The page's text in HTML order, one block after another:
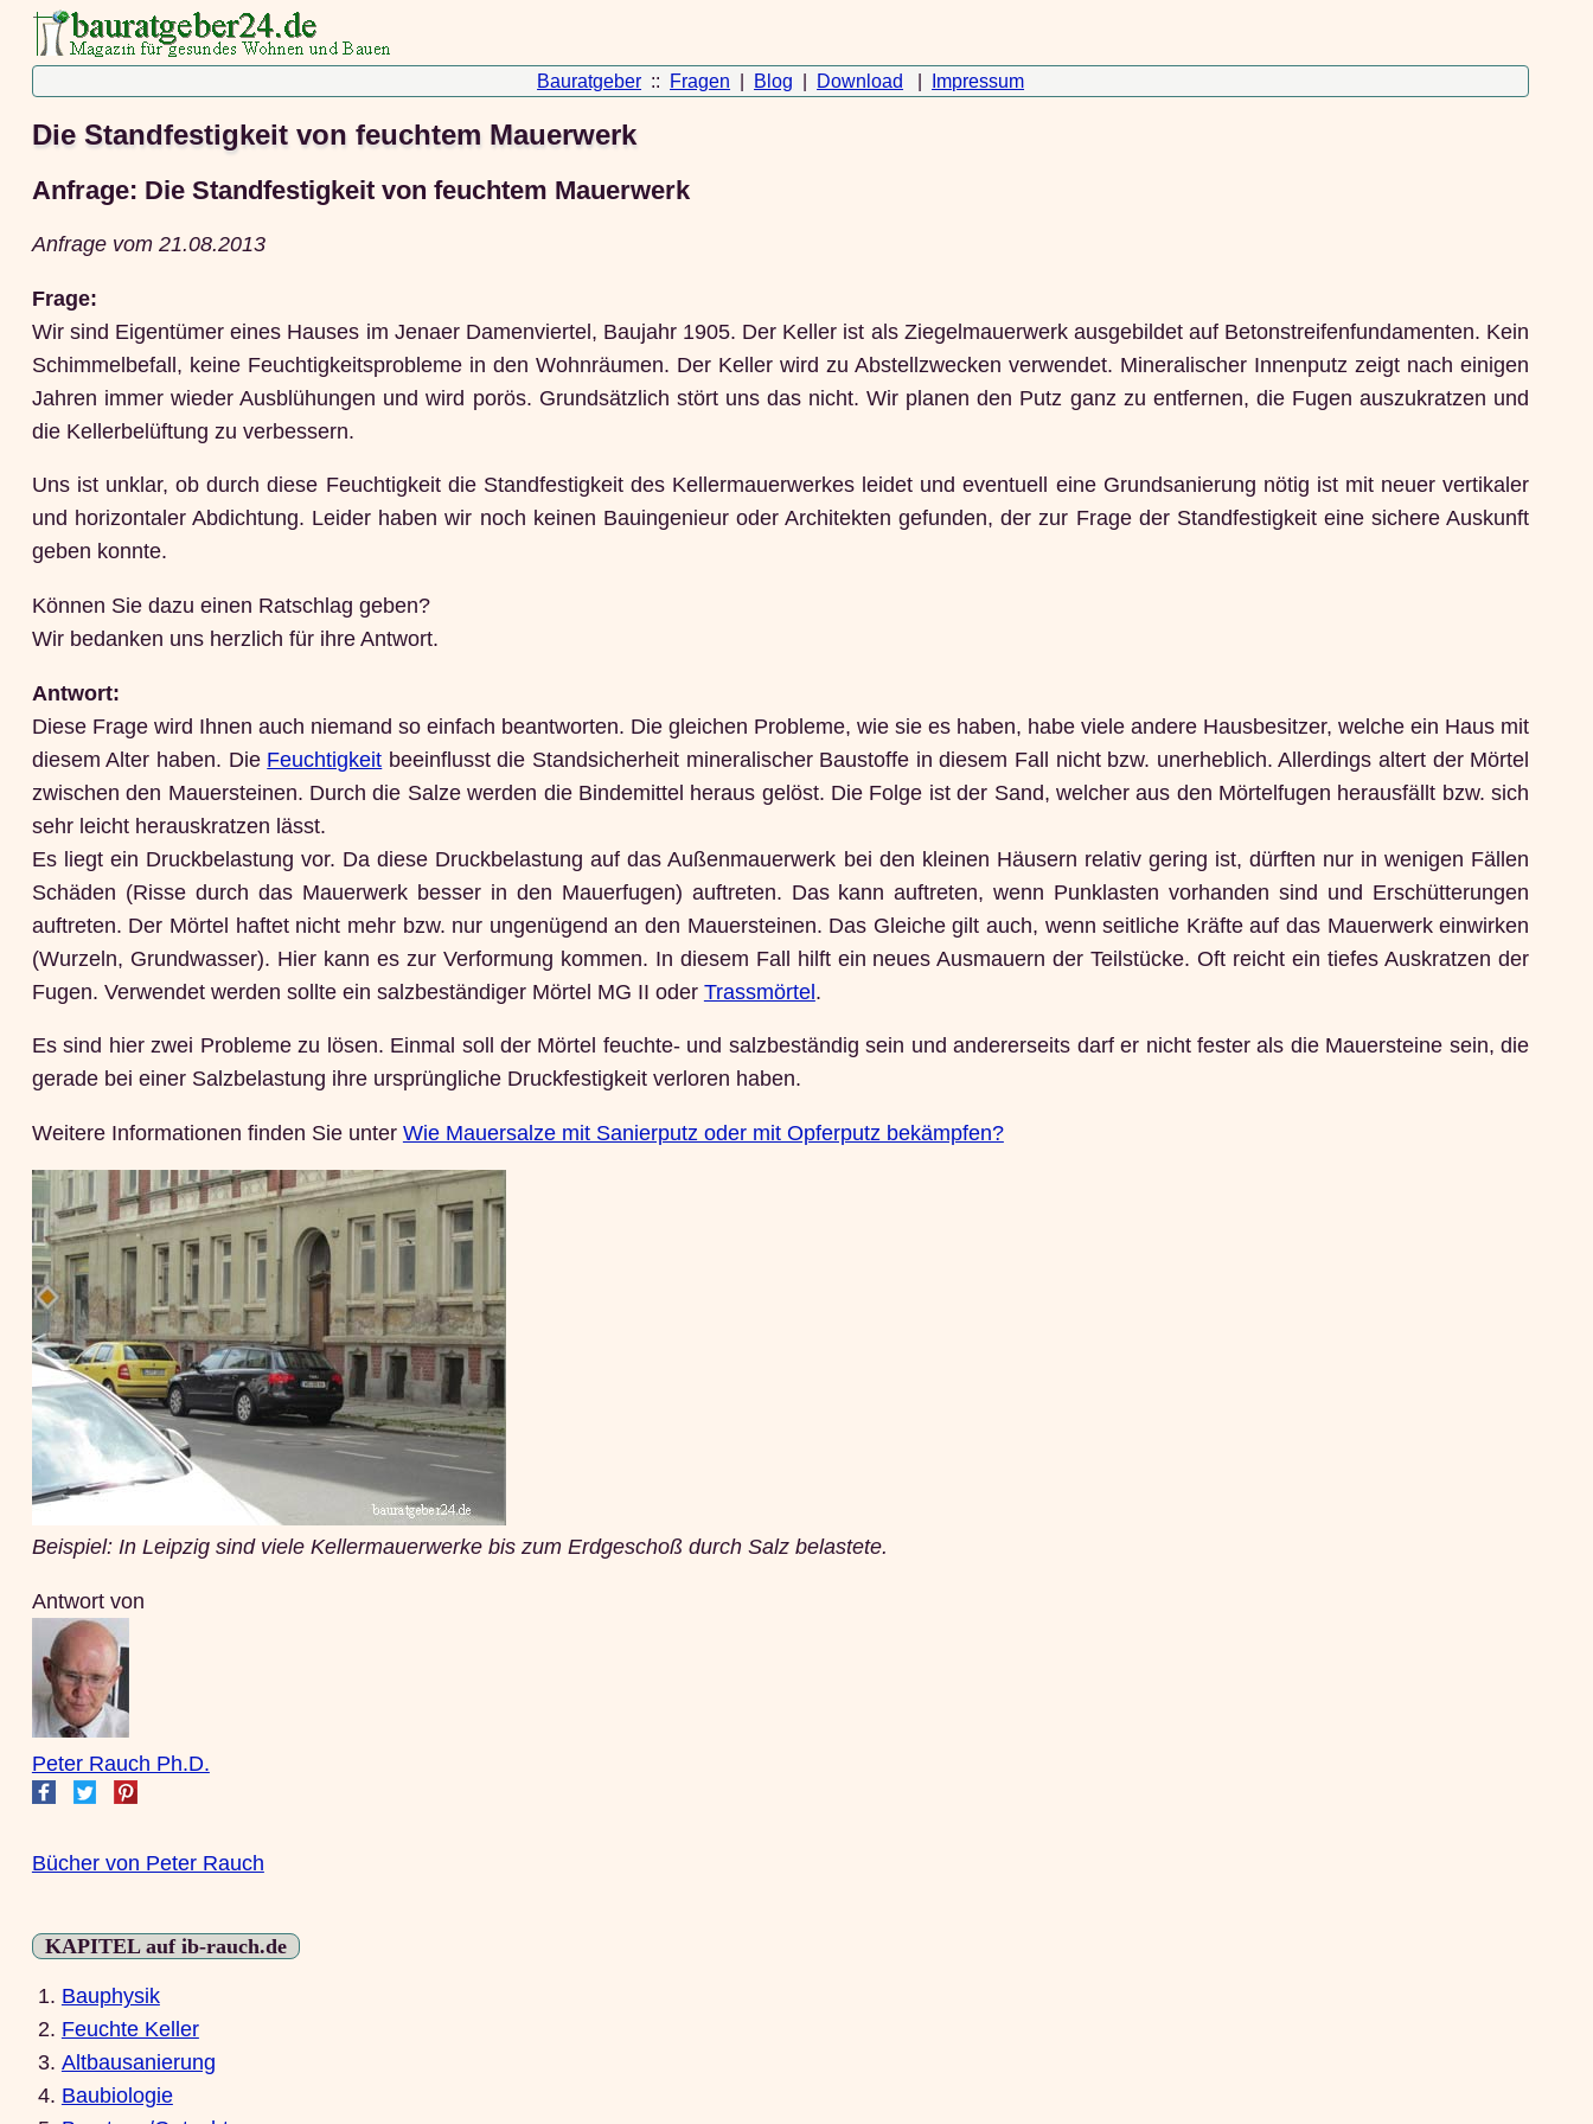
Bauratgeber :: Fragen Blog Download Impressum
Die Standfestigkeit von feuchtem Mauerwerk
Anfrage: Die Standfestigkeit von feuchtem Mauerwerk
Anfrage vom 21.08.2013
Frage:
Wir sind Eigentümer eines Hauses im Jenaer Damenviertel, Baujahr 1905. Der Keller ist als Ziegelmauerwerk ausgebildet auf Betonstreifenfundamenten. Kein
Schimmelbefall, keine Feuchtigkeitsprobleme in den Wohnräumen. Der Keller wird zu Abstellzwecken verwendet. Mineralischer Innenputz zeigt nach einigen
Jahren immer wieder Ausblühungen und wird porös. Grundsätzlich stört uns das nicht. Wir planen den Putz ganz zu entfernen, die Fugen auszukratzen und
die Kellerbelüftung zu verbessern.
Uns ist unklar, ob durch diese Feuchtigkeit die Standfestigkeit des Kellermauerwerkes leidet und eventuell eine Grundsanierung nötig ist mit neuer vertikaler
und horizontaler Abdichtung. Leider haben wir noch keinen Bauingenieur oder Architekten gefunden, der zur Frage der Standfestigkeit eine sichere Auskunft
geben konnte.
Können Sie dazu einen Ratschlag geben?
Wir bedanken uns herzlich für ihre Antwort.
Antwort:
Diese Frage wird Ihnen auch niemand so einfach beantworten. Die gleichen Probleme, wie sie es haben, habe viele andere Hausbesitzer, welche ein Haus mit
diesem Alter haben. Die Feuchtigkeit beeinflusst die Standsicherheit mineralischer Baustoffe in diesem Fall nicht bzw. unerheblich. Allerdings altert der Mörtel
zwischen den Mauersteinen. Durch die Salze werden die Bindemittel heraus gelöst. Die Folge ist der Sand, welcher aus den Mörtelfugen herausfällt bzw. sich
sehr leicht herauskratzen lässt.
Es liegt ein Druckbelastung vor. Da diese Druckbelastung auf das Außenmauerwerk bei den kleinen Häusern relativ gering ist, dürften nur in wenigen Fällen
Schäden (Risse durch das Mauerwerk besser in den Mauerfugen) auftreten. Das kann auftreten, wenn Punklasten vorhanden sind und Erschütterungen
auftreten. Der Mörtel haftet nicht mehr bzw. nur ungenügend an den Mauersteinen. Das Gleiche gilt auch, wenn seitliche Kräfte auf das Mauerwerk einwirken
(Wurzeln, Grundwasser). Hier kann es zur Verformung kommen. In diesem Fall hilft ein neues Ausmauern der Teilstücke. Oft reicht ein tiefes Auskratzen der
Fugen. Verwendet werden sollte ein salzbeständiger Mörtel MG II oder Trassmörtel.
Es sind hier zwei Probleme zu lösen. Einmal soll der Mörtel feuchte- und salzbeständig sein und andererseits darf er nicht fester als die Mauersteine sein, die
gerade bei einer Salzbelastung ihre ursprüngliche Druckfestigkeit verloren haben.
Weitere Informationen finden Sie unter Wie Mauersalze mit Sanierputz oder mit Opferputz bekämpfen?
Beispiel: In Leipzig sind viele Kellermauerwerke bis zum Erdgeschoß durch Salz belastete.
Antwort von
Peter Rauch Ph.D.
Bücher von Peter Rauch
KAPITEL auf ib-rauch.de
1. Bauphysik
2. Feuchte Keller
3. Altbausanierung
4. Baubiologie